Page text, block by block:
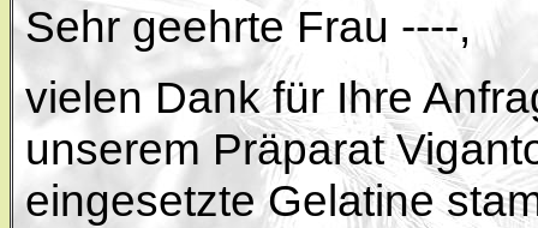
Sehr geehrte Frau ----,
vielen Dank für Ihre
unserem Präparat
eingesetzte Gelatine